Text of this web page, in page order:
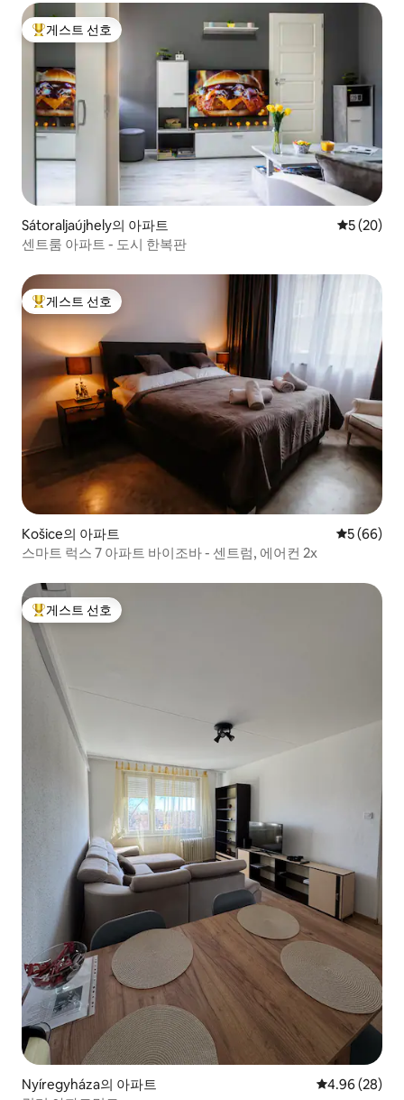
상위 게스트 선호
게스트 선호
Sátoraljaújhely의 아파트 평점 5점(5
5 (20)
센트룸 아파트 - 도시 한복판
상위 게스트 선호
게스트 선호
Košice의 아파트 평점 5점(5
5 (66)
스마트 럭스 7 아파트 바이조바 - 센트럼, 에어컨 2x
상위 게스트 선호
게스트 선호
Nyíregyháza의 아파트 평점 4.96점(5
4.96 (28)